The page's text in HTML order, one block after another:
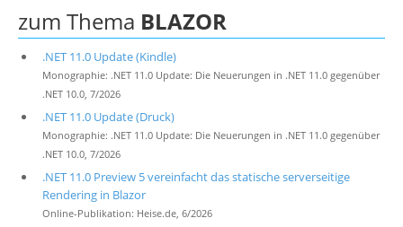
zum Thema BLAZOR
.NET 11.0 Update (Kindle)
Monographie: .NET 11.0 Update: Die Neuerungen in .NET 11.0 gegenüber
.NET 10.0, 7/2026
.NET 11.0 Update (Druck)
Monographie: .NET 11.0 Update: Die Neuerungen in .NET 11.0 gegenüber
.NET 10.0, 7/2026
.NET 11.0 Preview 5 vereinfacht das statische serverseitige
Rendering in Blazor
Online-Publikation: Heise.de, 6/2026